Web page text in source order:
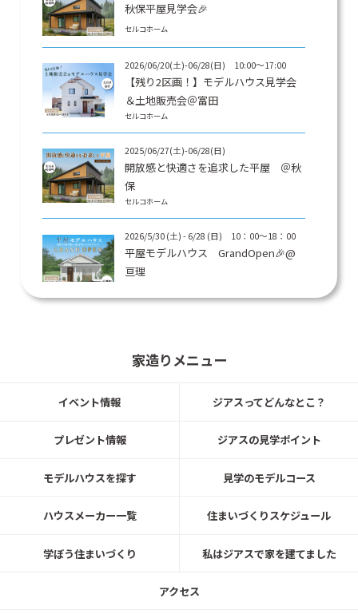
秋保平屋見学会🎉
セルコホーム
2026/06/20(土)-06/28(日) 10:00～17:00
【残り2区画！】モデルハウス見学会
＆土地販売会＠富田
セルコホーム
2025/06/27(土)-06/28(日)
開放感と快適さを追求した平屋 ＠秋
保
セルコホーム
2026/5/30 (土) - 6/28 (日) 10：00～18：00
平屋モデルハウス GrandOpen🎉@
亘理
一度に体感！「3棟同時見学会」＠仙
開放感と快適さを追求した平屋＠秋保
動線と空間活用に徹底的にこだわった
セルコホーム
2026年03月14日(土)〜2026年03月15日(日)
家造りメニュー
イベント情報
プレゼント情報
モデルハウスを探す
ハウスメーカー一覧
学ぼう住まいづくり
ジアスってどんなとこ？
ジアスの見学ポイント
見学のモデルコース
住まいづくりスケジュール
私はジアスで家を建てました
アクセス